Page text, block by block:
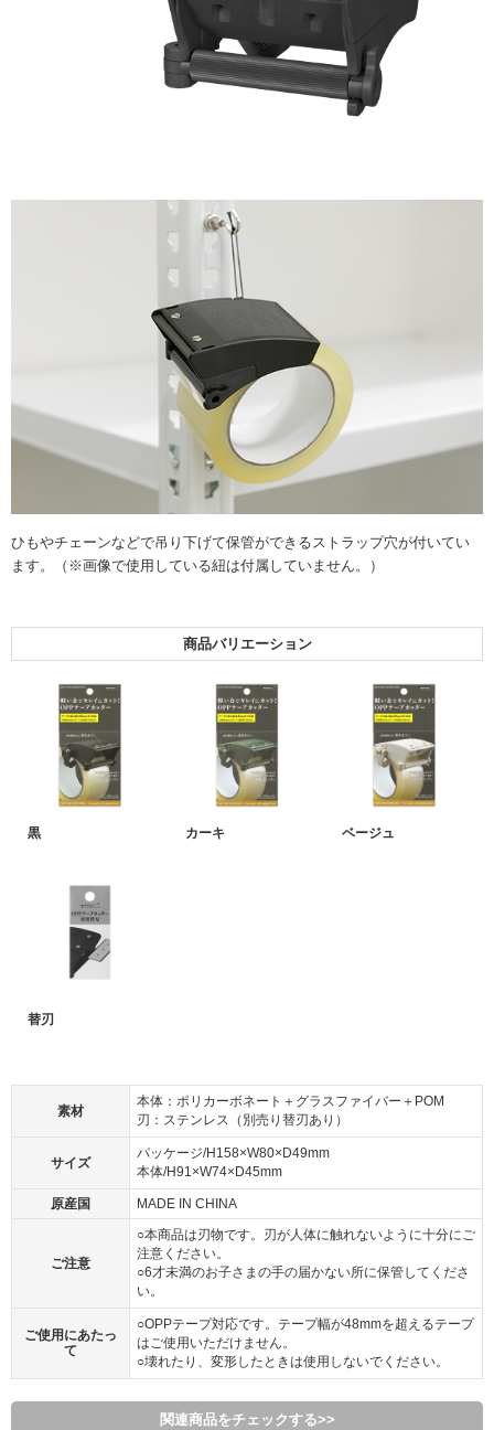
ひもやチェーンなどで吊り下げて保管ができるストラップ穴が付いてい
ます。（※画像で使用している紐は付属していません。）
商品バリエーション
黒 カーキ ベージュ
替刃
素材
本体：ポリカーボネート＋グラスファイバー＋POM
刃：ステンレス（別売り替刃あり）
サイズ
パッケージ/H158×W80×D49mm
本体/H91×W74×D45mm
原産国 MADE IN CHINA
ご注意
○本商品は刃物です。刃が人体に触れないように十分にご
注意ください。
○6才未満のお子さまの手の届かない所に保管してくださ
い。
ご使用にあたっ
て
○OPPテープ対応です。テープ幅が48mmを超えるテープ
はご使用いただけません。
○壊れたり、変形したときは使用しないでください。
関連商品をチェックする>>